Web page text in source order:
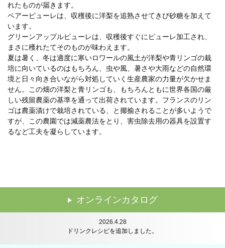
れたものが届きます。
ペアーピューレは、収穫後に洋梨を追熟させてきび砂糖を加えて
います。
グリーンアップルピューレは、収穫後すぐにピューレ加工され、
まさに穫れたてそのものが味わえます。
夏は暑く、冬は適度に寒いロワールの風土が洋梨や青リンゴの栽
培に向いているのはもちろん、虫や風、暑さや大雨などの自然環
境と日々向き合いながら対処していく生産農家の力量が欠かせま
せん。この畑の洋梨と青リンゴも、もちろんともに世界各国の厳
しい残留農薬の基準を通って出荷されています。フランスのリン
ゴは農薬漬けで栽培されている、と揶揄されることが多いようで
すが、この農園では減薬農法をとり、害虫除去用の器具を設置す
るなど工夫を凝らしています。
オンラインカタログ
講習会のレポートを追加しました。
2026.6.22
レシピを追加しました。
2026.4.28
ドリンクレシピを追加しました。